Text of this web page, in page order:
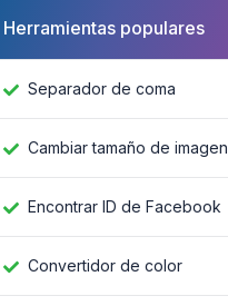
Herramientas populares
Separador de coma
Cambiar tamaño de imagen
Encontrar ID de Facebook
Convertidor de color